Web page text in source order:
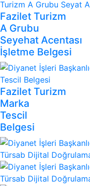
Fazilet Turizm
A Grubu
Seyehat Acentası
İşletme Belgesi
Fazilet Turizm
Marka
Tescil
Belgesi